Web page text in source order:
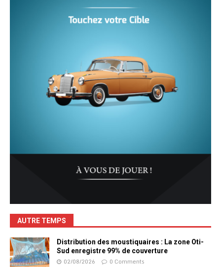
AUTRE TEMPS
Distribution des moustiquaires : La zone Oti-
Sud enregistre 99% de couverture
02/08/2026 0 Comments